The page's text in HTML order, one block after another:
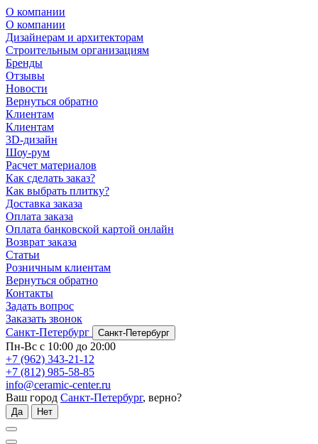
О компании
О компании
Дизайнерам и архитекторам
Строительным организациям
Бренды
Отзывы
Новости
Вернуться обратно
Клиентам
Клиентам
3D-дизайн
Шоу-рум
Расчет материалов
Как сделать заказ?
Как выбрать плитку?
Доставка заказа
Оплата заказа
Оплата банковской картой онлайн
Возврат заказа
Статьи
Розничным клиентам
Вернуться обратно
Контакты
Задать вопрос
Заказать звонок
Санкт-Петербург
Санкт-Петербург
Пн-Вс с 10:00 до 20:00
+7 (962) 343-21-12
+7 (812) 985-58-85
info@ceramic-center.ru
Ваш город Санкт-Петербург, верно?
Да Нет